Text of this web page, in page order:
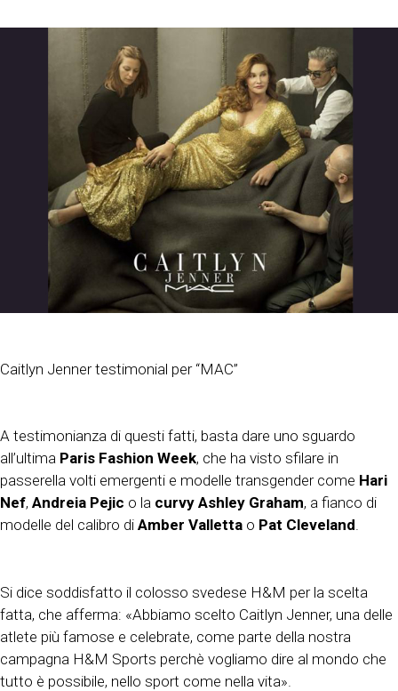
Caitlyn Jenner testimonial per “MAC”
A testimonianza di questi fatti, basta dare uno sguardo
all’ultima Paris Fashion Week, che ha visto sfilare in
passerella volti emergenti e modelle transgender come Hari
Nef, Andreia Pejic o la curvy Ashley Graham, a fianco di
modelle del calibro di Amber Valletta o Pat Cleveland.
Si dice soddisfatto il colosso svedese H&M per la scelta
fatta, che afferma: «Abbiamo scelto Caitlyn Jenner, una delle
atlete più famose e celebrate, come parte della nostra
campagna H&M Sports perchè vogliamo dire al mondo che
tutto è possibile, nello sport come nella vita».